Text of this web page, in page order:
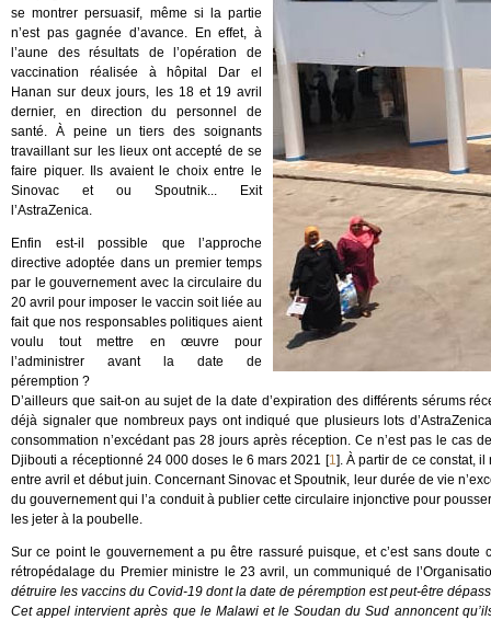
se montrer persuasif, même si la partie
n’est pas gagnée d’avance. En effet, à
l’aune des résultats de l’opération de
vaccination réalisée à hôpital Dar el
Hanan sur deux jours, les 18 et 19 avril
dernier, en direction du personnel de
santé. À peine un tiers des soignants
travaillant sur les lieux ont accepté de se
faire piquer. Ils avaient le choix entre le
Sinovac et ou Spoutnik... Exit
l’AstraZenica.
Enfin est-il possible que l’approche
directive adoptée dans un premier temps
par le gouvernement avec la circulaire du
20 avril pour imposer le vaccin soit liée au
fait que nos responsables politiques aient
voulu tout mettre en œuvre pour
l’administrer avant la date de
péremption ?
D’ailleurs que sait-on au sujet de la date d’expiration des différents sérums
déjà signaler que nombreux pays ont indiqué que plusieurs lots
consommation n’excédant pas 28 jours après réception. Ce n’est pas le cas
Djibouti a réceptionné 24 000 doses le 6 mars 2021 [1]. À partir de ce constat,
entre avril et début juin. Concernant Sinovac et Spoutnik, leur durée de vie
du gouvernement qui l’a conduit à publier cette circulaire injonctive pour
les jeter à la poubelle.
Sur ce point le gouvernement a pu être rassuré puisque, et c’est sans
rétropédalage du Premier ministre le 23 avril, un communiqué de
détruire les vaccins du Covid-19 dont la date de péremption est peut-être
Cet appel intervient après que le Malawi et le Soudan du Sud annoncent